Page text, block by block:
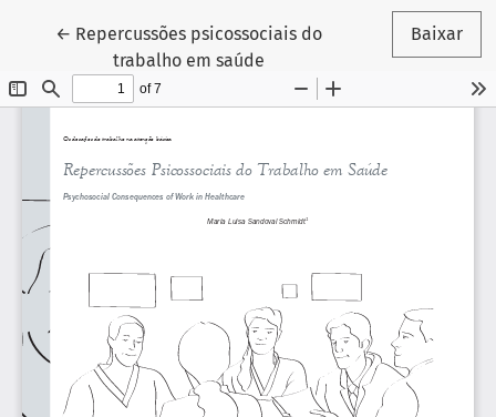
← Voltar aos Detalhes do Artigo
Repercussões psicossociais do
trabalho em saúde
Baixar